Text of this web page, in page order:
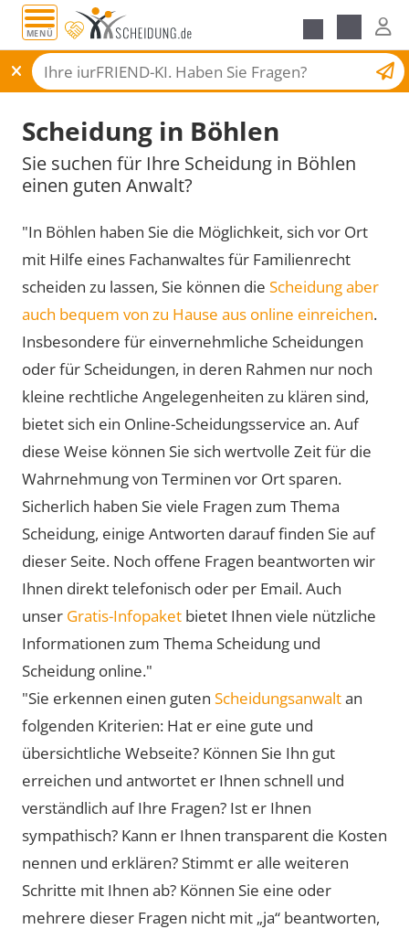
MENÜ
Scheidungsantrag
Scheidung in Böhlen
Sie suchen für Ihre Scheidung in Böhlen
einen guten Anwalt?
"In Böhlen haben Sie die Möglichkeit, sich vor Ort
mit Hilfe eines Fachanwaltes für Familienrecht
scheiden zu lassen, Sie können die Scheidung aber
auch bequem von zu Hause aus online einreichen.
Insbesondere für einvernehmliche Scheidungen
oder für Scheidungen, in deren Rahmen nur noch
kleine rechtliche Angelegenheiten zu klären sind,
bietet sich ein Online-Scheidungsservice an. Auf
diese Weise können Sie sich wertvolle Zeit für die
Wahrnehmung von Terminen vor Ort sparen.
Sicherlich haben Sie viele Fragen zum Thema
Scheidung, einige Antworten darauf finden Sie auf
dieser Seite. Noch offene Fragen beantworten wir
Ihnen direkt telefonisch oder per Email. Auch
unser Gratis-Infopaket bietet Ihnen viele nützliche
Informationen zum Thema Scheidung und
Scheidung online."
"Sie erkennen einen guten Scheidungsanwaltan
folgenden Kriterien: Hat er eine gute und
übersichtliche Webseite? Können Sie Ihn gut
erreichen und antwortet er Ihnen schnell und
verständlich auf Ihre Fragen? Ist er Ihnen
sympathisch? Kann er Ihnen transparent die Kosten
nennen und erklären? Stimmt er alle weiteren
Schritte mit Ihnen ab? Können Sie eine oder
mehrere dieser Fragen nicht mit „ja“ beantworten,